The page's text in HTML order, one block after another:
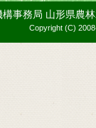
構事務局 山形県
Copyright (C)